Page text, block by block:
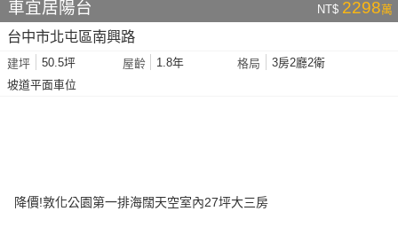
車宜居陽台
NT$ 2298萬
台中市北屯區南興路
建坪 50.5坪 屋齡 1.8年 格局
3房2廳2衛
坡道平面車位